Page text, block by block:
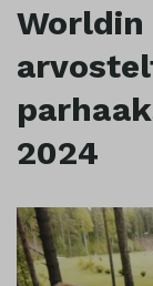
2024